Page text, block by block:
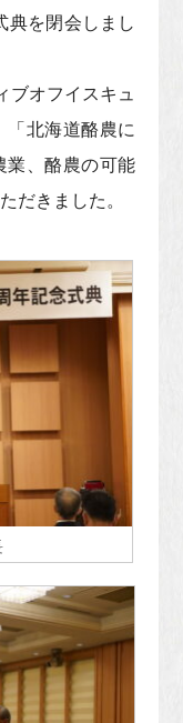
典を閉会しまし
オフイスキュ
「北海道酪農に
業、酪農の可能
だきました。